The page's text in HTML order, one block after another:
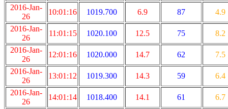
2016-Jan-
26
10:01:16 1019.700 6.9 87
4.9
2016-Jan-
26
11:01:15 1020.100 12.5 75
8.2
2016-Jan-
26
12:01:16 1020.000 14.7 62
7.5
2016-Jan-
26
13:01:12 1019.300 14.3 59
6.4
2016-Jan-
26
14:01:14 1018.400 14.1 61
6.7